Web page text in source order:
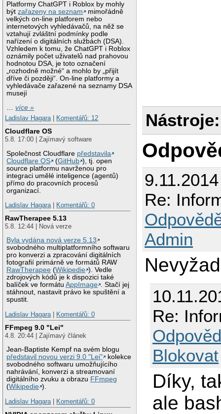
Platformy ChatGPT i Roblox by mohly
býtzařazeny na seznam
mimořádně
velkých on-line platforem nebo
internetových vyhledávačů, na něž se
vztahují zvláštní podmínky podle
nařízení o digitálních službách (DSA).
Vzhledem k tomu, že ChatGPT i Roblox
oznámily počet uživatelů nad prahovou
hodnotou DSA, je toto označení
„rozhodně možné“ a mohlo by „přijít
dříve či později“. On-line platformy a
vyhledávače zařazené na seznamy DSA
musejí
…více »
Ladislav Hagara| Komentářů: 12
Cloudflare OS
5.8. 17:00 | Zajímavý software
Společnost Cloudflare představila
Cloudflare OS
(GitHub ), tj. open
source platformu navrženou pro
integraci umělé inteligence (agentů)
přímo do pracovních procesů
organizací.
Ladislav Hagara| Komentářů: 0
RawTherapee 5.13
5.8. 12:44 | Nová verze
Byla vydána nová verze 5.13
svobodného multiplatformního softwaru
pro konverzi a zpracování digitálních
fotografií primárně ve formátů RAW
RawTherapee (Wikipedie ). Vedle
zdrojových kódů je k dispozici také
balíček ve formátuAppImage . Stačí jej
stáhnout, nastavit právo ke spuštění a
spustit.
Ladislav Hagara| Komentářů: 0
FFmpeg 9.0 "Lei"
4.8. 20:44 | Zajímavý článek
Jean-Baptiste Kempf na svém blogu
představil novou verzi 9.0 "Lei"
kolekce
svobodného softwaru umožňujícího
nahrávání, konverzi a streamovaní
digitálního zvuku a obrazu FFmpeg
(Wikipedie ).
Ladislav Hagara| Komentářů: 0
Nástroje:
Re:
Admin
Re:
Blokovat
Díky,
ale